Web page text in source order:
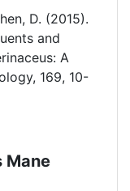
D. (2015).
and
A
169, 10-
Mane